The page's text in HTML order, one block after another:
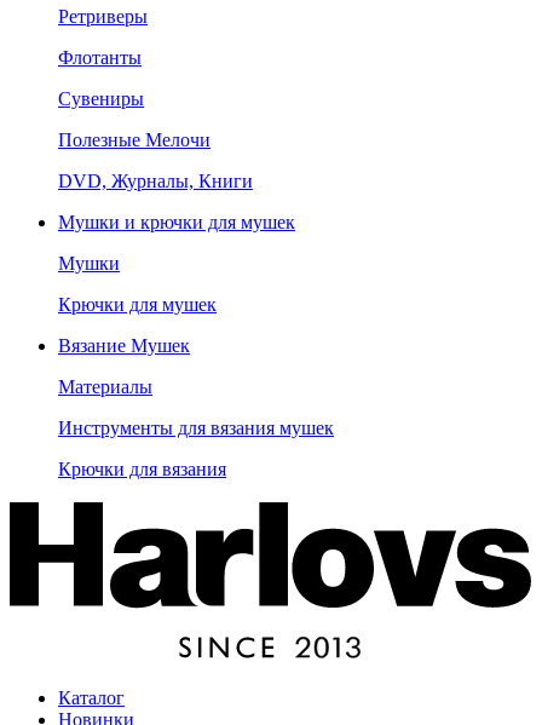
Ретриверы
Флотанты
Сувениры
Полезные Мелочи
DVD, Журналы, Книги
Мушки и крючки для мушек
Мушки
Крючки для мушек
Вязание Мушек
Материалы
Инструменты для вязания мушек
Крючки для вязания
Каталог
Новинки